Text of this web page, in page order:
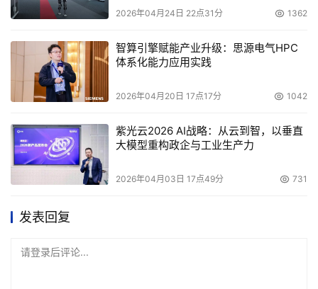
磁盘
Lenovo
620R2
XOR，512MB Cache；冗
缆。主柜可配置14块光纤
纤硬盘（通过8个单元级
阵列管理软件-Win 2K 版
业存储认证工程师提供首次
磁盘
Lenovo
2026年04月24日 22点31分 1362
智算引擎赋能产业升级：思源电气HPC
体系化能力应用实践
2026年04月20日 17点17分 1042
紫光云2026 AI战略：从云到智，以垂直
大模型重构政企与工业生产力
2026年04月03日 17点49分 731
发表回复
请登录后评论...